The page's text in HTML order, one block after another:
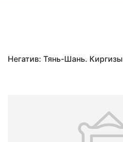
Негатив: Тянь-Шань. Киргизы